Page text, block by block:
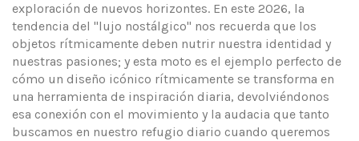
exploración de nuevos horizontes. En este 2026, la
tendencia del "lujo nostálgico" nos recuerda que los
objetos rítmicamente deben nutrir nuestra identidad y
nuestras pasiones; y esta moto es el ejemplo perfecto de
cómo un diseño icónico rítmicamente se transforma en
una herramienta de inspiración diaria, devolviéndonos
esa conexión con el movimiento y la audacia que tanto
buscamos en nuestro refugio diario cuando queremos